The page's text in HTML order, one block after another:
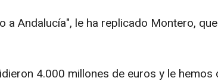
a Andalucía", le ha replicado Montero,
4.000 millones de euros y le hemos